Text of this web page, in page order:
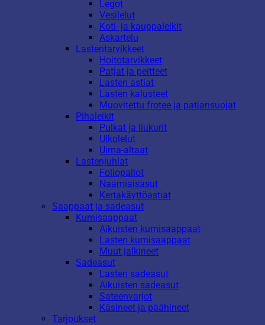
Legot
Vesilelut
Koti- ja kauppaleikit
Askartelu
Lastentarvikkeet
Hoitotarvikkeet
Patjat ja peitteet
Lasten astiat
Lasten kalusteet
Muovitettu frotee ja patjansuojat
Pihaleikit
Pulkat ja liukurit
Ulkolelut
Uima-altaat
Lastenjuhlat
Foliopallot
Naamiaisasut
Kertakäyttöastiat
Saappaat ja sadeasut
Kumisaappaat
Aikuisten kumisaappaat
Lasten kumisaappaat
Muut jalkineet
Sadeasut
Lasten sadeasut
Aikuisten sadeasut
Sateenvarjot
Käsineet ja päähineet
Tarjoukset